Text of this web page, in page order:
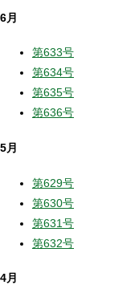
6月
第633号
第634号
第635号
第636号
5月
第629号
第630号
第631号
第632号
4月